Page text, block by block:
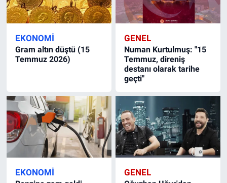
EKONOMI
Gram altın düştü (15
Temmuz 2026)
GENEL
Numan Kurtulmuş: "15
Temmuz, direniş
destanı olarak tarihe
geçti"
EKONOMI GENEL